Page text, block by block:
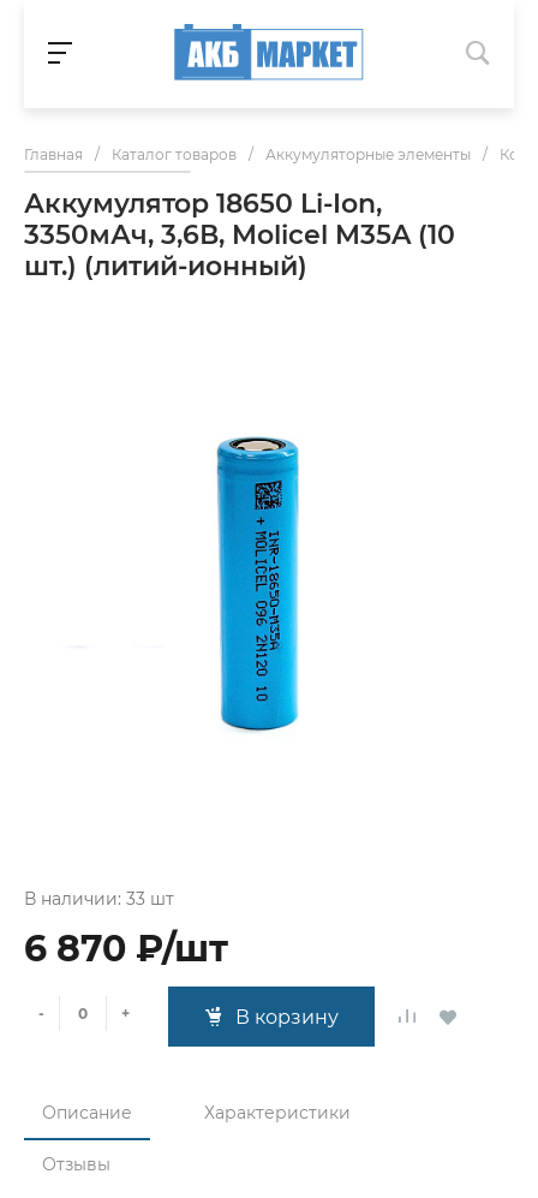
Главная / Каталог товаров / Аккумуляторные элементы /
Аккумулятор 18650 Li-Ion,
3350мАч, 3,6В, Molicel M35A (10
шт.) (литий-ионный)
В наличии: 33 шт
6 870 ₽/шт
- + В корзину
Описание Характеристики
Отзывы